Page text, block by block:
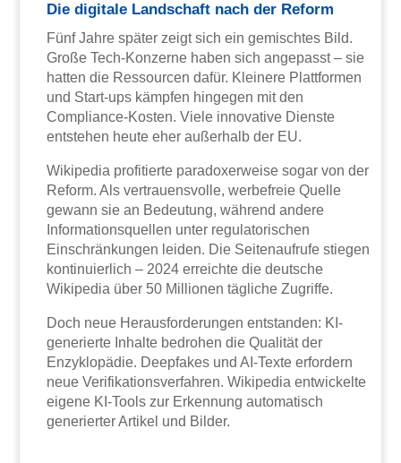
Die digitale Landschaft nach der Reform
Fünf Jahre später zeigt sich ein gemischtes Bild.
Große Tech-Konzerne haben sich angepasst – sie
hatten die Ressourcen dafür. Kleinere Plattformen
und Start-ups kämpfen hingegen mit den
Compliance-Kosten. Viele innovative Dienste
entstehen heute eher außerhalb der EU.
Wikipedia profitierte paradoxerweise sogar von der
Reform. Als vertrauensvolle, werbefreie Quelle
gewann sie an Bedeutung, während andere
Informationsquellen unter regulatorischen
Einschränkungen leiden. Die Seitenaufrufe stiegen
kontinuierlich – 2024 erreichte die deutsche
Wikipedia über 50 Millionen tägliche Zugriffe.
Doch neue Herausforderungen entstanden: KI-
generierte Inhalte bedrohen die Qualität der
Enzyklopädie. Deepfakes und AI-Texte erfordern
neue Verifikationsverfahren. Wikipedia entwickelte
eigene KI-Tools zur Erkennung automatisch
generierter Artikel und Bilder.